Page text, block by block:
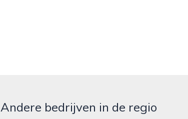
Andere bedrijven in de regio